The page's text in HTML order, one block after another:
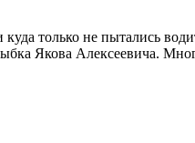
только не пытались
Якова Алексеевича.